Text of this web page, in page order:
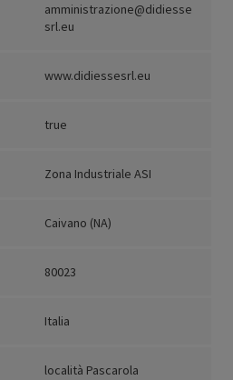
amministrazione@didiesse
srl.eu
www.didiessesrl.eu
true
Zona Industriale ASI
Caivano (NA)
80023
Italia
località Pascarola